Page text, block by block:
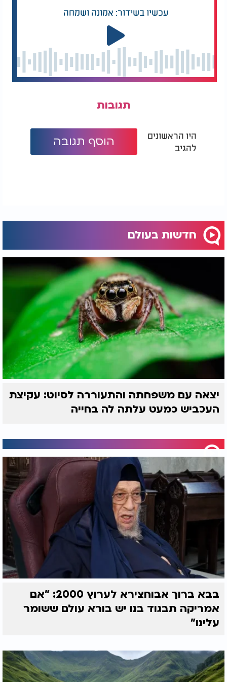
עכשיו בשידור: אמונה ושמחה
תגובות
היו הראשונים
להגיב
הוסף תגובה
חדשות בעולם
יצאה עם משפחתה והתעוררה לסיוט: עקיצת
העכביש כמעט עלתה לה בחייה
בבא ברוך אבוחצירא לערוץ 2000: "אם
אמריקה תבגוד בנו יש בורא עולם ששומר
עלינו"